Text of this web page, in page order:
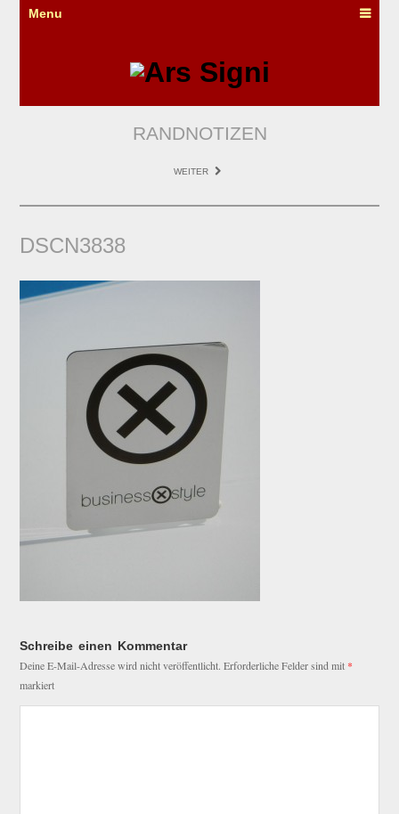
Menu
RANDNOTIZEN
WEITER
DSCN3838
Schreibe einen Kommentar
Deine E-Mail-Adresse wird nicht veröffentlicht. Erforderliche Felder sind mit *
markiert